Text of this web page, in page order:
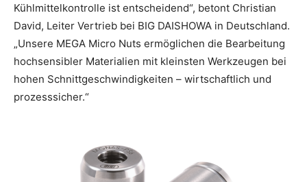
Kühlmittelkontrolle ist entscheidend“, betont Christian
David, Leiter Vertrieb bei BIG DAISHOWA in Deutschland.
„Unsere MEGA Micro Nuts ermöglichen die Bearbeitung
hochsensibler Materialien mit kleinsten Werkzeugen bei
hohen Schnittgeschwindigkeiten – wirtschaftlich und
prozesssicher.“